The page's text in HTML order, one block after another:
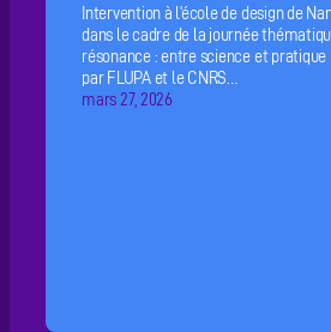
Intervention à l’école de design de
dans le cadre de la journée
résonance : entre science et pratique
par FLUPA et le CNRS…
mars 27, 2026